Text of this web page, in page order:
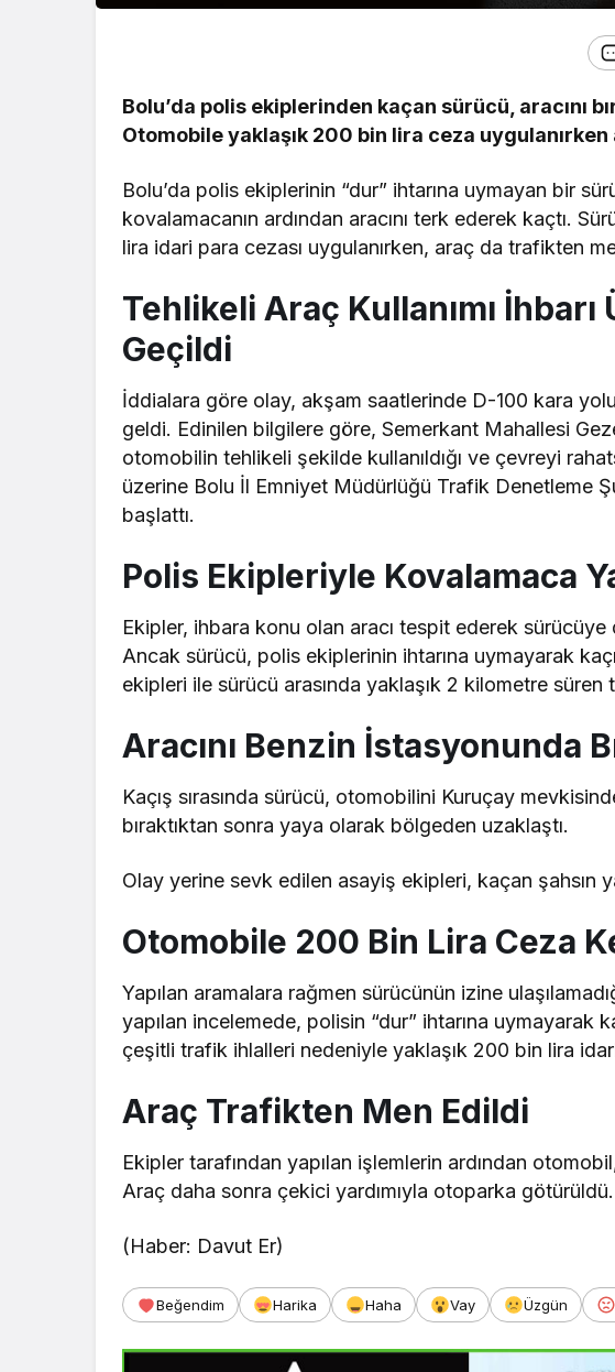
Bolu’da polis ekiplerinden kaçan sürücü, aracını
Otomobile yaklaşık 200 bin lira ceza
Bolu’da polis ekiplerinin “dur” ihtarına uymayan bir
kovalamacanın ardından aracını terk ederek kaçtı.
lira idari para cezası uygulanırken, araç da trafikten
Tehlikeli Araç Kullanımı
Geçildi
İddialara göre olay, akşam saatlerinde D-100 kara
geldi. Edinilen bilgilere göre, Semerkant Mahallesi
otomobilin tehlikeli şekilde kullanıldığı ve çevreyi
üzerine Bolu İl Emniyet Müdürlüğü Trafik Denetleme
başlattı.
Polis Ekipleriyle Kovalamaca
Ekipler, ihbara konu olan aracı tespit ederek
Ancak sürücü, polis ekiplerinin ihtarına uymayarak
ekipleri ile sürücü arasında yaklaşık 2 kilometre süren
Aracını Benzin İstasyonunda
Kaçış sırasında sürücü, otomobilini Kuruçay
bıraktıktan sonra yaya olarak bölgeden uzaklaştı.
Olay yerine sevk edilen asayiş ekipleri, kaçan şahsın
Otomobile 200 Bin Lira Ceza
Yapılan aramalara rağmen sürücünün izine
yapılan incelemede, polisin “dur” ihtarına uymayarak
çeşitli trafik ihlalleri nedeniyle yaklaşık 200 bin lira
Araç Trafikten Men Edildi
Ekipler tarafından yapılan işlemlerin ardından
Araç daha sonra çekici yardımıyla otoparka götürüldü.
(Haber: Davut Er)
Beğendim Harika Haha Vay Üzgün